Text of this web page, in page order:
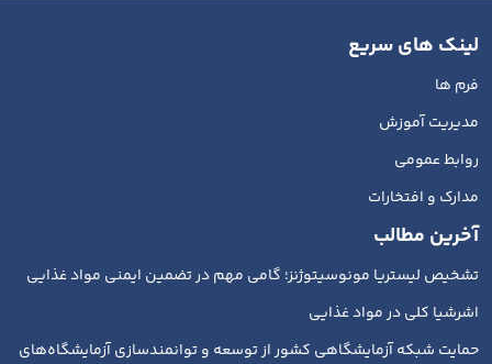
لینک های سریع
فرم ها
مدیریت آموزش
روابط عمومی
مدارک و افتخارات
آخرین مطالب
تشخیص لیستریا مونوسیتوژنز؛ گامی مهم در تضمین ایمنی مواد غذایی
اشرشیا کلی در مواد غذایی
حمایت شبکه آزمایشگاهی کشور از توسعه و توانمندسازی آزمایشگاه‌های